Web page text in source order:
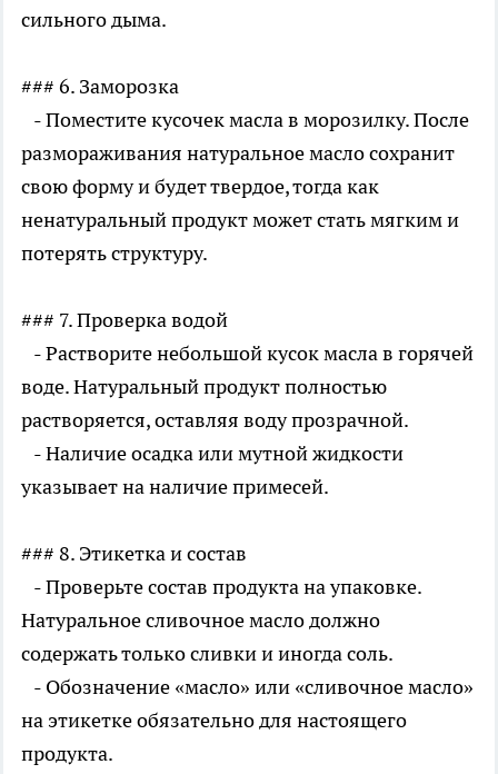
сильного дыма.
### 6. Заморозка
- Поместите кусочек масла в морозилку. После
размораживания натуральное масло сохранит
свою форму и будет твердое, тогда как
ненатуральный продукт может стать мягким и
потерять структуру.
### 7. Проверка водой
- Растворите небольшой кусок масла в горячей
воде. Натуральный продукт полностью
растворяется, оставляя воду прозрачной.
- Наличие осадка или мутной жидкости
указывает на наличие примесей.
### 8. Этикетка и состав
- Проверьте состав продукта на упаковке.
Натуральное сливочное масло должно
содержать только сливки и иногда соль.
- Обозначение «масло» или «сливочное масло»
на этикетке обязательно для настоящего
продукта.